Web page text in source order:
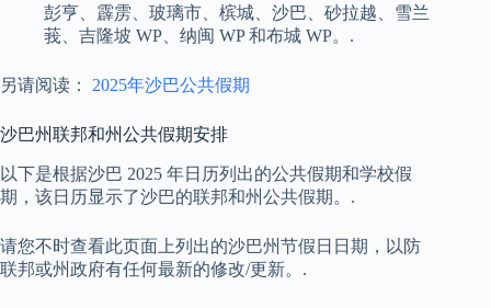
彭亨、霹雳、玻璃市、槟城、沙巴、砂拉越、雪兰
莪、吉隆坡 WP、纳闽 WP 和布城 WP。.
另请阅读： 2025年沙巴公共假期
沙巴州联邦和州公共假期安排
以下是根据沙巴 2025 年日历列出的公共假期和学校假
期，该日历显示了沙巴的联邦和州公共假期。.
请您不时查看此页面上列出的沙巴州节假日日期，以防
联邦或州政府有任何最新的修改/更新。.